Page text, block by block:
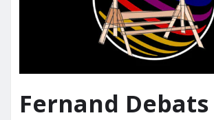
Fernand Debats